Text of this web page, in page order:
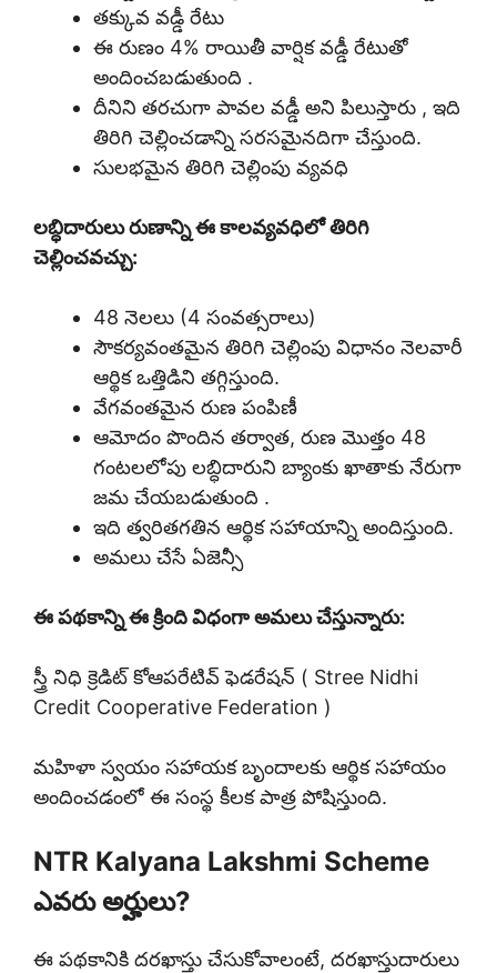
తక్కువ వడ్డీ రేటు
ఈ రుణం 4% రాయితీ వార్షిక వడ్డీ రేటుతో
అందించబడుతుంది .
దీనిని తరచుగా పావల వడ్డీ అని పిలుస్తారు , ఇది
తిరిగి చెల్లించడాన్ని సరసమైనదిగా చేస్తుంది.
సులభమైన తిరిగి చెల్లింపు వ్యవధి
లబ్ధిదారులు రుణాన్ని ఈ కాలవ్యవధిలో తిరిగి
చెల్లించవచ్చు:
48 నెలలు (4 సంవత్సరాలు)
సౌకర్యవంతమైన తిరిగి చెల్లింపు విధానం నెలవారీ
ఆర్థిక ఒత్తిడిని తగ్గిస్తుంది.
వేగవంతమైన రుణ పంపిణీ
ఆమోదం పొందిన తర్వాత, రుణ మొత్తం 48
గంటలలోపు లబ్ధిదారుని బ్యాంకు ఖాతాకు నేరుగా
జమ చేయబడుతుంది .
ఇది త్వరితగతిన ఆర్థిక సహాయాన్ని అందిస్తుంది.
అమలు చేసే ఏజెన్సీ
ఈ పథకాన్ని ఈ క్రింది విధంగా అమలు చేస్తున్నారు:
స్త్రీ నిధి క్రెడిట్ కోఆపరేటివ్ ఫెడరేషన్ ( Stree Nidhi
Credit Cooperative Federation )
మహిళా స్వయం సహాయక బృందాలకు ఆర్థిక సహాయం
అందించడంలో ఈ సంస్థ కీలక పాత్ర పోషిస్తుంది.
NTR Kalyana Lakshmi Scheme
ఎవరు అర్హులు?
ఈ పథకానికి దరఖాస్తు చేసుకోవాలంటే, దరఖాస్తుదారులు